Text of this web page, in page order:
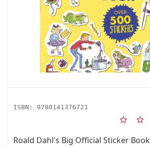
ISBN: 9780141376721
Roald Dahl's Big Official Sticker